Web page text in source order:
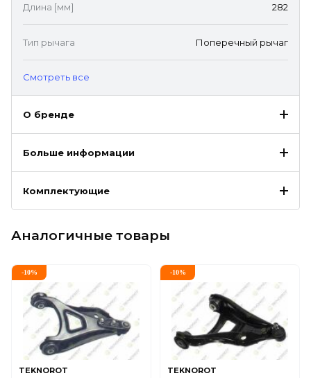
Длина [мм] 282
Тип рычага Поперечный рычаг
Cмотреть все
О бренде
Больше информации
Комплектующие
Аналогичные товары
-10%
TEKNOROT
-10%
TEKNOROT